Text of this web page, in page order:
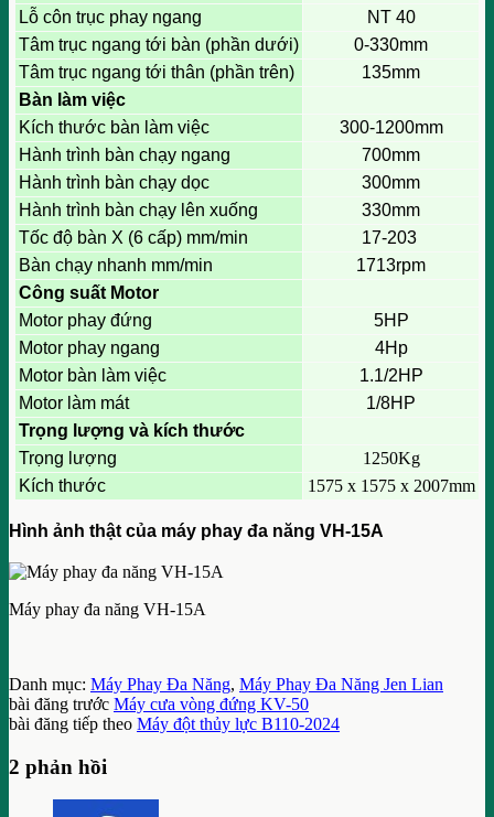
Lỗ côn trục phay ngang
NT 40
Tâm trục ngang tới bàn (phần dưới)
0-330mm
Tâm trục ngang tới thân (phần trên)
135mm
Bàn làm việc
Kích thước bàn làm việc
300-1200mm
Hành trình bàn chạy ngang
700mm
Hành trình bàn chạy dọc
300mm
Hành trình bàn chạy lên xuống
330mm
Tốc độ bàn X (6 cấp) mm/min
17-203
Bàn chạy nhanh mm/min
1713rpm
Công suất Motor
Motor phay đứng
5HP
Motor phay ngang
4Hp
Motor bàn làm việc
1.1/2HP
Motor làm mát
1/8HP
Trọng lượng và kích thước
Trọng lượng
1250Kg
Kích thước
1575 x 1575 x 2007mm
Hình ảnh thật của máy phay đa năng VH-15A
Máy phay đa năng VH-15A
Danh mục: Máy Phay Đa Năng, Máy Phay Đa Năng Jen Lian
bài đăng trước Máy cưa vòng đứng KV-50
bài đăng tiếp theo Máy đột thủy lực B110-2024
2 phản hồi